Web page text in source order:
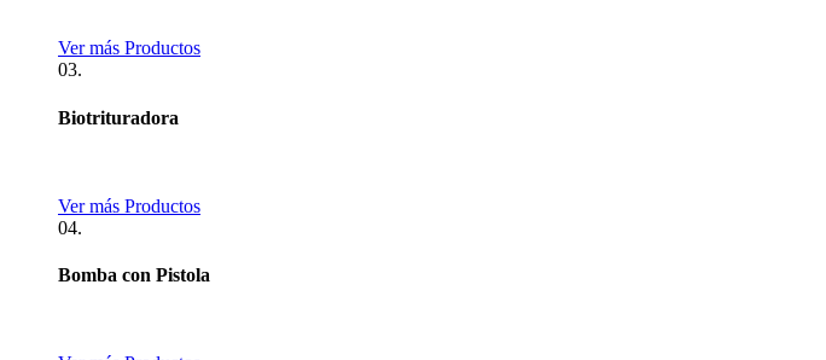
Ver más Productos
03.
Biotrituradora
Ver más Productos
04.
Bomba con Pistola